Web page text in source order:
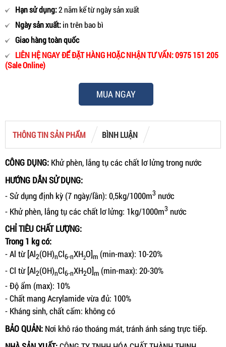
Hạn sử dụng:2 năm kể từ ngày sản xuất
Ngày sản xuất:in trên bao bì
Giao hàng toàn quốc
LIÊN HỆ NGAY ĐỂ ĐẶT HÀNG HOẶC NHẬN TƯ VẤN: 0975 151 205
(Sale Online)
MUA NGAY
THÔNG TIN SẢN PHẨM BÌNH LUẬN
CÔNG DỤNG: Khử phèn, lắng tụ các chất lơ lửng trong nước
HƯỚNG DẪN SỬ DỤNG:
- Sử dụng định kỳ (7 ngày/lần): 0,5kg/1000m3 nước
- Khử phèn, lắng tụ các chất lơ lửng: 1kg/1000m3 nước
CHỈ TIÊU CHẤT LƯỢNG:
Trong 1 kg có:
- Al từ [Al2(OH)nCl6-nXH2O]m (min-max): 10-20%
- Cl từ [Al2(OH)nCl6-nXH2O]m (min-max): 20-30%
- Độ ẩm (max): 10%
- Chất mang Acrylamide vừa đủ: 100%
- Kháng sinh, chất cấm: không có
BẢO QUẢN: Nơi khô ráo thoáng mát, tránh ánh sáng trực tiếp.